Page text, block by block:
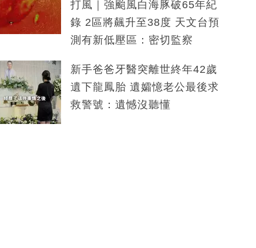
打風｜強颱風白海豚破65年紀
錄 2區將飆升至38度 天文台預
測有新低壓區：密切監察
新手爸爸牙醫突離世終年42歲
遺下龍鳳胎 遺孀憶老公最後求
救警號：遺憾沒聽懂